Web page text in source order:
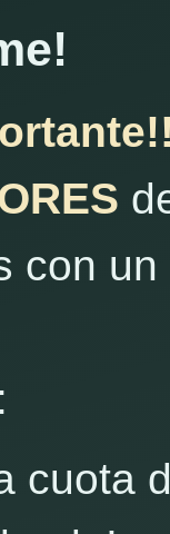
con un
cuota